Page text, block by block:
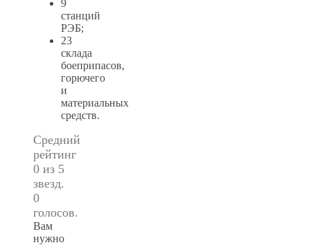
9
станций
РЭБ;
23
склада
боеприпасов,
горючего
и
материальных
средств.
Средний
рейтинг
0 из 5
звезд.
0
голосов.
Вам
нужно